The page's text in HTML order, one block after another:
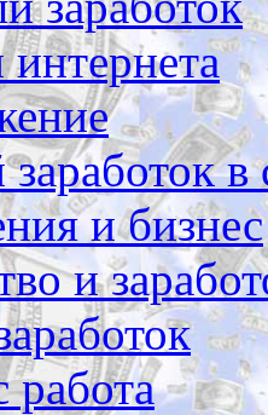
в
и бизнес
и